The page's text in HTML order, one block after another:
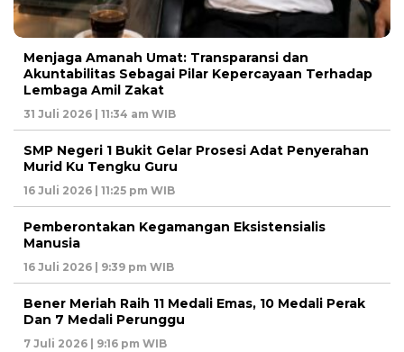
Menjaga Amanah Umat: Transparansi dan
Akuntabilitas Sebagai Pilar Kepercayaan Terhadap
Lembaga Amil Zakat
31 Juli 2026 | 11:34 am WIB
SMP Negeri 1 Bukit Gelar Prosesi Adat Penyerahan
Murid Ku Tengku Guru
16 Juli 2026 | 11:25 pm WIB
Pemberontakan Kegamangan Eksistensialis
Manusia
16 Juli 2026 | 9:39 pm WIB
Bener Meriah Raih 11 Medali Emas, 10 Medali Perak
Dan 7 Medali Perunggu
7 Juli 2026 | 9:16 pm WIB